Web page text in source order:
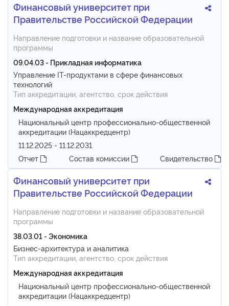
Финансовый университет при
Правительстве Российской Федерации
Направление подготовки и название образовательной
программы
09.04.03 - Прикладная информатика
Управление IT-продуктами в сфере финансовых
технологий
Тип аккредитации, агентство, срок действия
Международная аккредитация
Национальный центр профессионально-общественной
аккредитации (Нацаккредцентр)
11.12.2025 - 11.12.2031
Отчет
Состав комиссии Свидетельство
Финансовый университет при
Правительстве Российской Федерации
Направление подготовки и название образовательной
программы
38.03.01 - Экономика
Бизнес-архитектура и аналитика
Тип аккредитации, агентство, срок действия
Международная аккредитация
Национальный центр профессионально-общественной
аккредитации (Нацаккредцентр)